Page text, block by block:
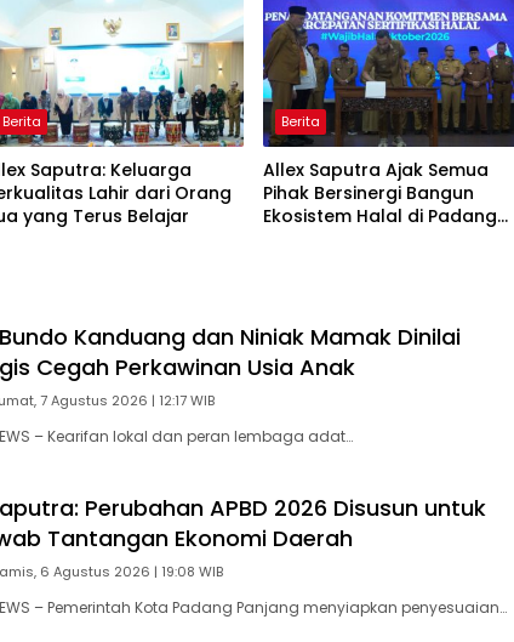
Berita
Saputra: Keluarga
Lahir dari Orang
yang Terus Belajar
Berita
Allex Saputra Ajak Semua
Pihak Bersinergi Bangun
Ekosistem Halal di Padang
Kanduang dan Niniak Mamak Dinilai
Cegah Perkawinan Usia Anak
7 Agustus 2026 | 12:17 WIB
– Kearifan lokal dan peran lembaga adat…
Perubahan APBD 2026 Disusun untuk
Tantangan Ekonomi Daerah
6 Agustus 2026 | 19:08 WIB
– Pemerintah Kota Padang Panjang menyiapkan penyesuaian…